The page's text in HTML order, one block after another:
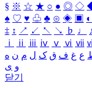
§ ※ ☆ ★ ○ ● ◎ ◇
♠ ♡ ♥ ♧ ♣ ⊙ ◈ ▣ ◐
‡ ↕ ↗ ↙ ↖ ↘ ♭ ♩
ⅰ
ⅱ ⅲ ⅳ ⅴ ⅵ ⅶ
ع غ ف ق ک ل م ن ه
و ی
닫기